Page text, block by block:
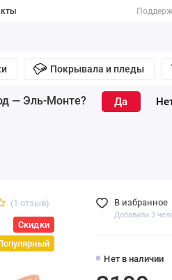
Покрывала и пледы
— Эль-Монте?
(1 отзыв)
Скидки
Нет в наличии
В избранное
Добавили 3